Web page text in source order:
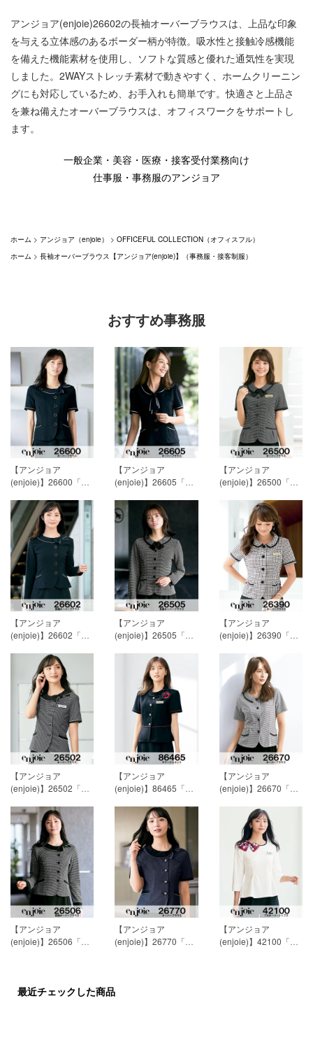
アンジョア(enjoie)26602の長袖オーバーブラウスは、上品な印象
を与える立体感のあるボーダー柄が特徴。吸水性と接触冷感機能
を備えた機能素材を使用し、ソフトな質感と優れた通気性を実現
しました。2WAYストレッチ素材で動きやすく、ホームクリーニン
グにも対応しているため、お手入れも簡単です。快適さと上品さ
を兼ね備えたオーバーブラウスは、オフィスワークをサポートし
ます。
一般企業・美容・医療・接客受付業務向け
仕事服・事務服のアンジョア
ホーム > アンジョア（enjoie） > OFFICEFUL COLLECTION（オフィスフル）
ホーム > 長袖オーバーブラウス【アンジョア(enjoie)】（事務服・接客制服）
おすすめ事務服
【アンジョア
(enjoie)】26600「半
ス」[春夏用]15,593円
(税込)
【アンジョア
(enjoie)】26605「半
ス」[春夏用]15,593円
(税込)
【アンジョア
(enjoie)】26500「半
（リボン付）」[春夏
13,943円(税込)
【アンジョア
(enjoie)】26602「長
ス」[通年用]19,718円
【アンジョア
(enjoie)】26505「長
（リボン付）」[通年
18,893円(税込)
【アンジョア
(enjoie)】26390「半
ス」[春夏用]17,243円
(税込)
【アンジョア
(enjoie)】26502「半
ス」[春夏用]15,593円
(税込)
【アンジョア
(enjoie)】86465「サ
19,718円(税込)
【アンジョア
(enjoie)】26670「半
ス」[春夏用]13,118円
【アンジョア
(enjoie)】26506「長
【アンジョア
(enjoie)】26770「半
【アンジョア
(enjoie)】42100「プ
最近チェックした商品